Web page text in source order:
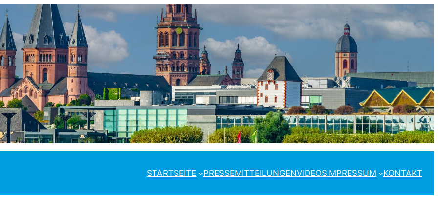
STARTSEITE PRESSEMITTEILUNGENVIDEOSIMPRESSUM KONTAKT